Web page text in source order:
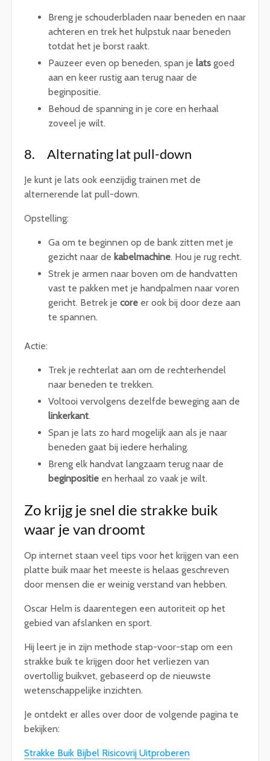
Breng je schouderbladen naar beneden en naar
achteren en trek het hulpstuk naar beneden
totdat het je borst raakt.
Pauzeer even op beneden, span je lats goed
aan en keer rustig aan terug naar de
beginpositie.
Behoud de spanning in je core en herhaal
zoveel je wilt.
8. Alternating lat pull-down
Je kunt je lats ook eenzijdig trainen met de
alternerende lat pull-down.
Opstelling:
Ga om te beginnen op de bank zitten met je
gezicht naar de kabelmachine. Hou je rug recht.
Strek je armen naar boven om de handvatten
vast te pakken met je handpalmen naar voren
gericht. Betrek je core er ook bij door deze aan
te spannen.
Actie:
Trek je rechterlat aan om de rechterhendel
naar beneden te trekken.
Voltooi vervolgens dezelfde beweging aan de
linkerkant.
Span je lats zo hard mogelijk aan als je naar
beneden gaat bij iedere herhaling.
Breng elk handvat langzaam terug naar de
beginpositie en herhaal zo vaak je wilt.
Zo krijg je snel die strakke buik
waar je van droomt
Op internet staan veel tips voor het krijgen van een
platte buik maar het meeste is helaas geschreven
door mensen die er weinig verstand van hebben.
Oscar Helm is daarentegen een autoriteit op het
gebied van afslanken en sport.
Hij leert je in zijn methode stap-voor-stap om een
strakke buik te krijgen door het verliezen van
overtollig buikvet, gebaseerd op de nieuwste
wetenschappelijke inzichten.
Je ontdekt er alles over door de volgende pagina te
bekijken:
Strakke Buik Bijbel Risicovrij Uitproberen